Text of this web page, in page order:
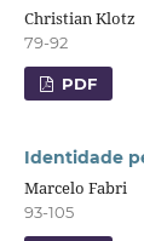
Christian Klotz
79-92
PDF
Identidade
Marcelo Fabri
93-105